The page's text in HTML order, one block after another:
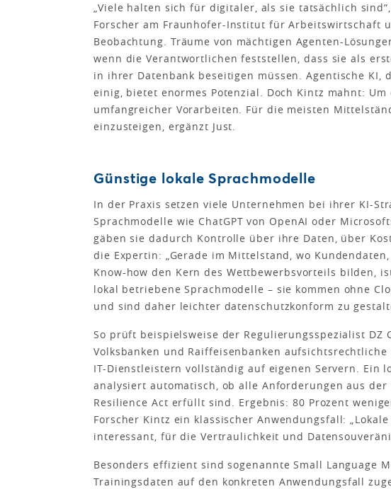
„Viele halten sich für digitaler, als sie tatsächlich
Forscher am Fraunhofer-Institut für Arbeitswirtschaft
Beobachtung. Träume von mächtigen Agenten-
wenn die Verantwortlichen feststellen, dass sie als
in ihrer Datenbank beseitigen müssen. Agentische KI,
einig, bietet enormes Potenzial. Doch Kintz mahnt:
umfangreicher Vorarbeiten. Für die meisten
einzusteigen, ergänzt Just.
Günstige lokale Sprachmodelle
In der Praxis setzen viele Unternehmen bei ihrer KI-
Sprachmodelle wie ChatGPT von OpenAI oder
gäben sie dadurch Kontrolle über ihre Daten, über
die Expertin: „Gerade im Mittelstand, wo
Know-how den Kern des Wettbewerbsvorteils bilden,
lokal betriebene Sprachmodelle – sie kommen ohne
und sind daher leichter datenschutzkonform zu
So prüft beispielsweise der Regulierungsspezialist DZ
Volksbanken und Raiffeisenbanken
IT-Dienstleistern vollständig auf eigenen Servern. Ein
analysiert automatisch, ob alle Anforderungen aus
Resilience Act erfüllt sind. Ergebnis: 80 Prozent
Forscher Kintz ein klassischer Anwendungsfall:
interessant, für die Vertraulichkeit und
Besonders effizient sind sogenannte Small Language
Trainingsdaten auf den konkreten Anwendungsfall